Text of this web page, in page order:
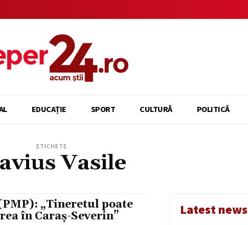
EDUCAȚIE SPORT CULTURĂ POLITICĂ
ETICHETE
Vasile
„Tineretul poate
în Caraș-Severin”
Latest news